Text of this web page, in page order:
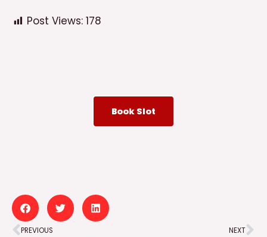
Post Views: 178
Book Slot
PREVIOUS NEXT